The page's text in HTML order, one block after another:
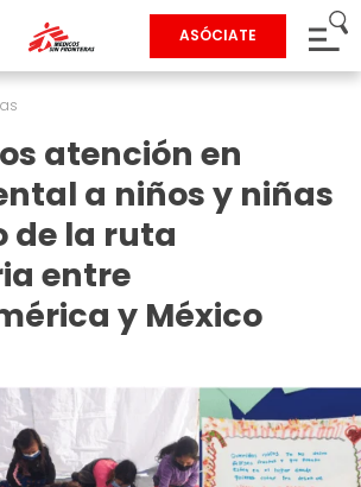
ASÓCIATE
atención en
a niños y niñas
de la ruta
entre
y México